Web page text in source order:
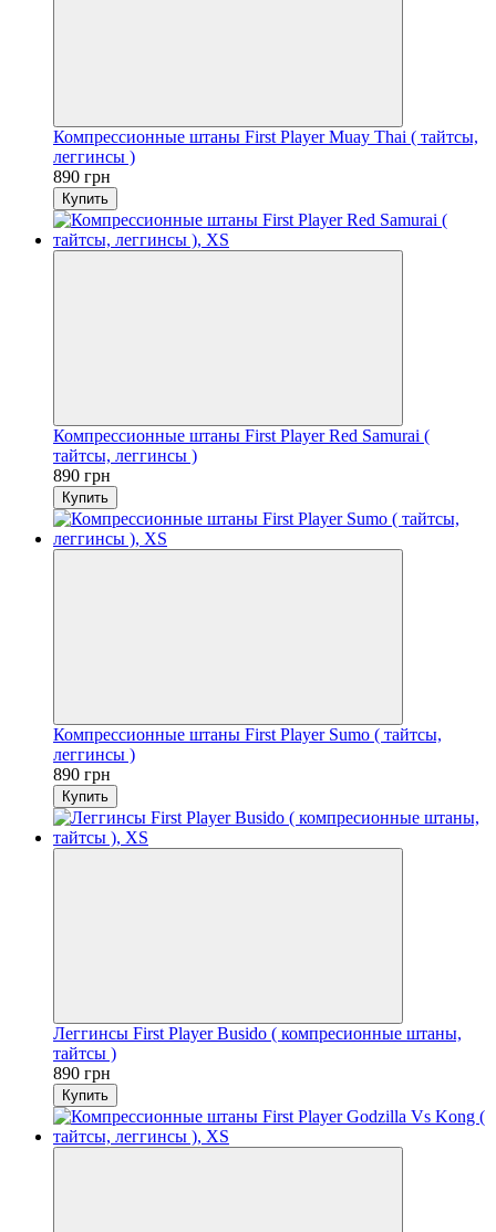
Компрессионные штаны First Player Muay Thai ( тайтсы,
леггинсы )
890 грн
Купить
Компрессионные штаны First Player Red Samurai (
тайтсы, леггинсы )
890 грн
Купить
Компрессионные штаны First Player Sumo ( тайтсы,
леггинсы )
890 грн
Купить
Леггинсы First Player Busido ( компресионные штаны,
тайтсы )
890 грн
Купить